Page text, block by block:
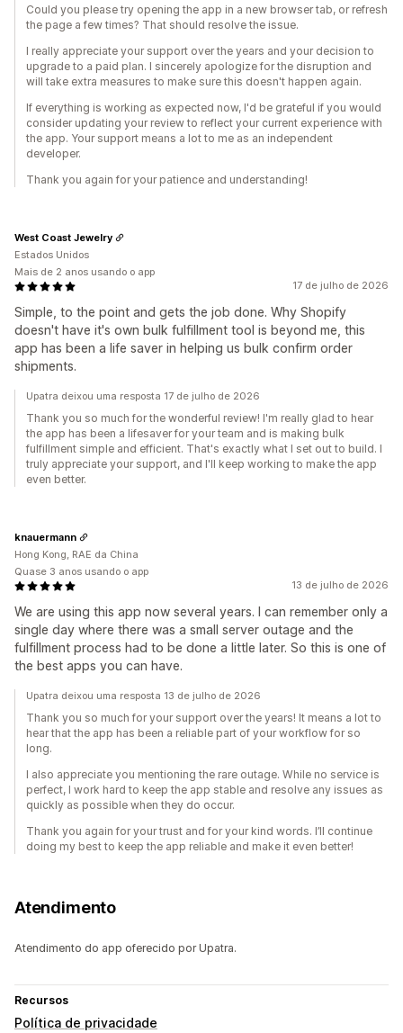
Could you please try opening the app in a new browser tab, or refresh
the page a few times? That should resolve the issue.
I really appreciate your support over the years and your decision to
upgrade to a paid plan. I sincerely apologize for the disruption and
will take extra measures to make sure this doesn't happen again.
If everything is working as expected now, I'd be grateful if you would
consider updating your review to reflect your current experience with
the app. Your support means a lot to me as an independent
developer.
Thank you again for your patience and understanding!
17 de julho de 2026
Simple, to the point and gets the job done. Why Shopify
doesn't have it's own bulk fulfillment tool is beyond me, this
app has been a life saver in helping us bulk confirm order
shipments.
West Coast Jewelry
Estados Unidos
Mais de 2 anos usando o app
Upatra deixou uma resposta 17 de julho de 2026
Thank you so much for the wonderful review! I'm really glad to hear
the app has been a lifesaver for your team and is making bulk
fulfillment simple and efficient. That's exactly what I set out to build. I
truly appreciate your support, and I'll keep working to make the app
even better.
13 de julho de 2026
We are using this app now several years. I can remember only a
single day where there was a small server outage and the
fulfillment process had to be done a little later. So this is one of
the best apps you can have.
knauermann
Hong Kong, RAE da China
Quase 3 anos usando o app
Upatra deixou uma resposta 13 de julho de 2026
Thank you so much for your support over the years! It means a lot to
hear that the app has been a reliable part of your workflow for so
long.
I also appreciate you mentioning the rare outage. While no service is
perfect, I work hard to keep the app stable and resolve any issues as
quickly as possible when they do occur.
Thank you again for your trust and for your kind words. I’ll continue
doing my best to keep the app reliable and make it even better!
Atendimento
Atendimento do app oferecido por Upatra.
Recursos
Política de privacidade